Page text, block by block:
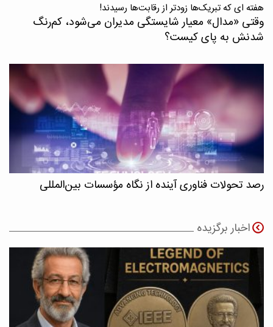
هفته ای که تبریک‌ها زودتر از رقابت‌ها رسیدند!
وقتی «مدال‌» معیار شایستگی مدیران می‌شود، کم‌رنگ
شدنش به پای کیست؟
رصد تحولات فناوری آینده از نگاه مؤسسات بین‌المللی
اخبار برگزیده